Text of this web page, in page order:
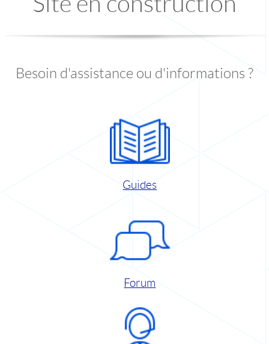
Besoin d'assistance ou d'informations ?
Guides
Forum